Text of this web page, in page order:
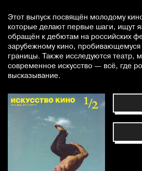
Этот выпуск посвящён молодому
которые делают первые шаги, ищут
обращён к дебютам на российских
зарубежному кино, пробивающемуся
границы. Также исследуются театр,
современное искусство — всё, где
высказывание.